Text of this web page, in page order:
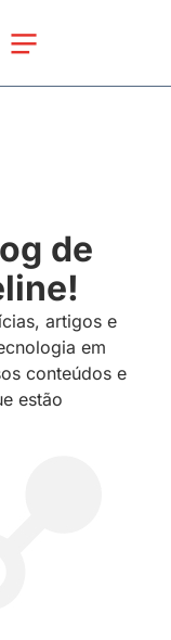
de
artigos e
em
conteúdos e
estão